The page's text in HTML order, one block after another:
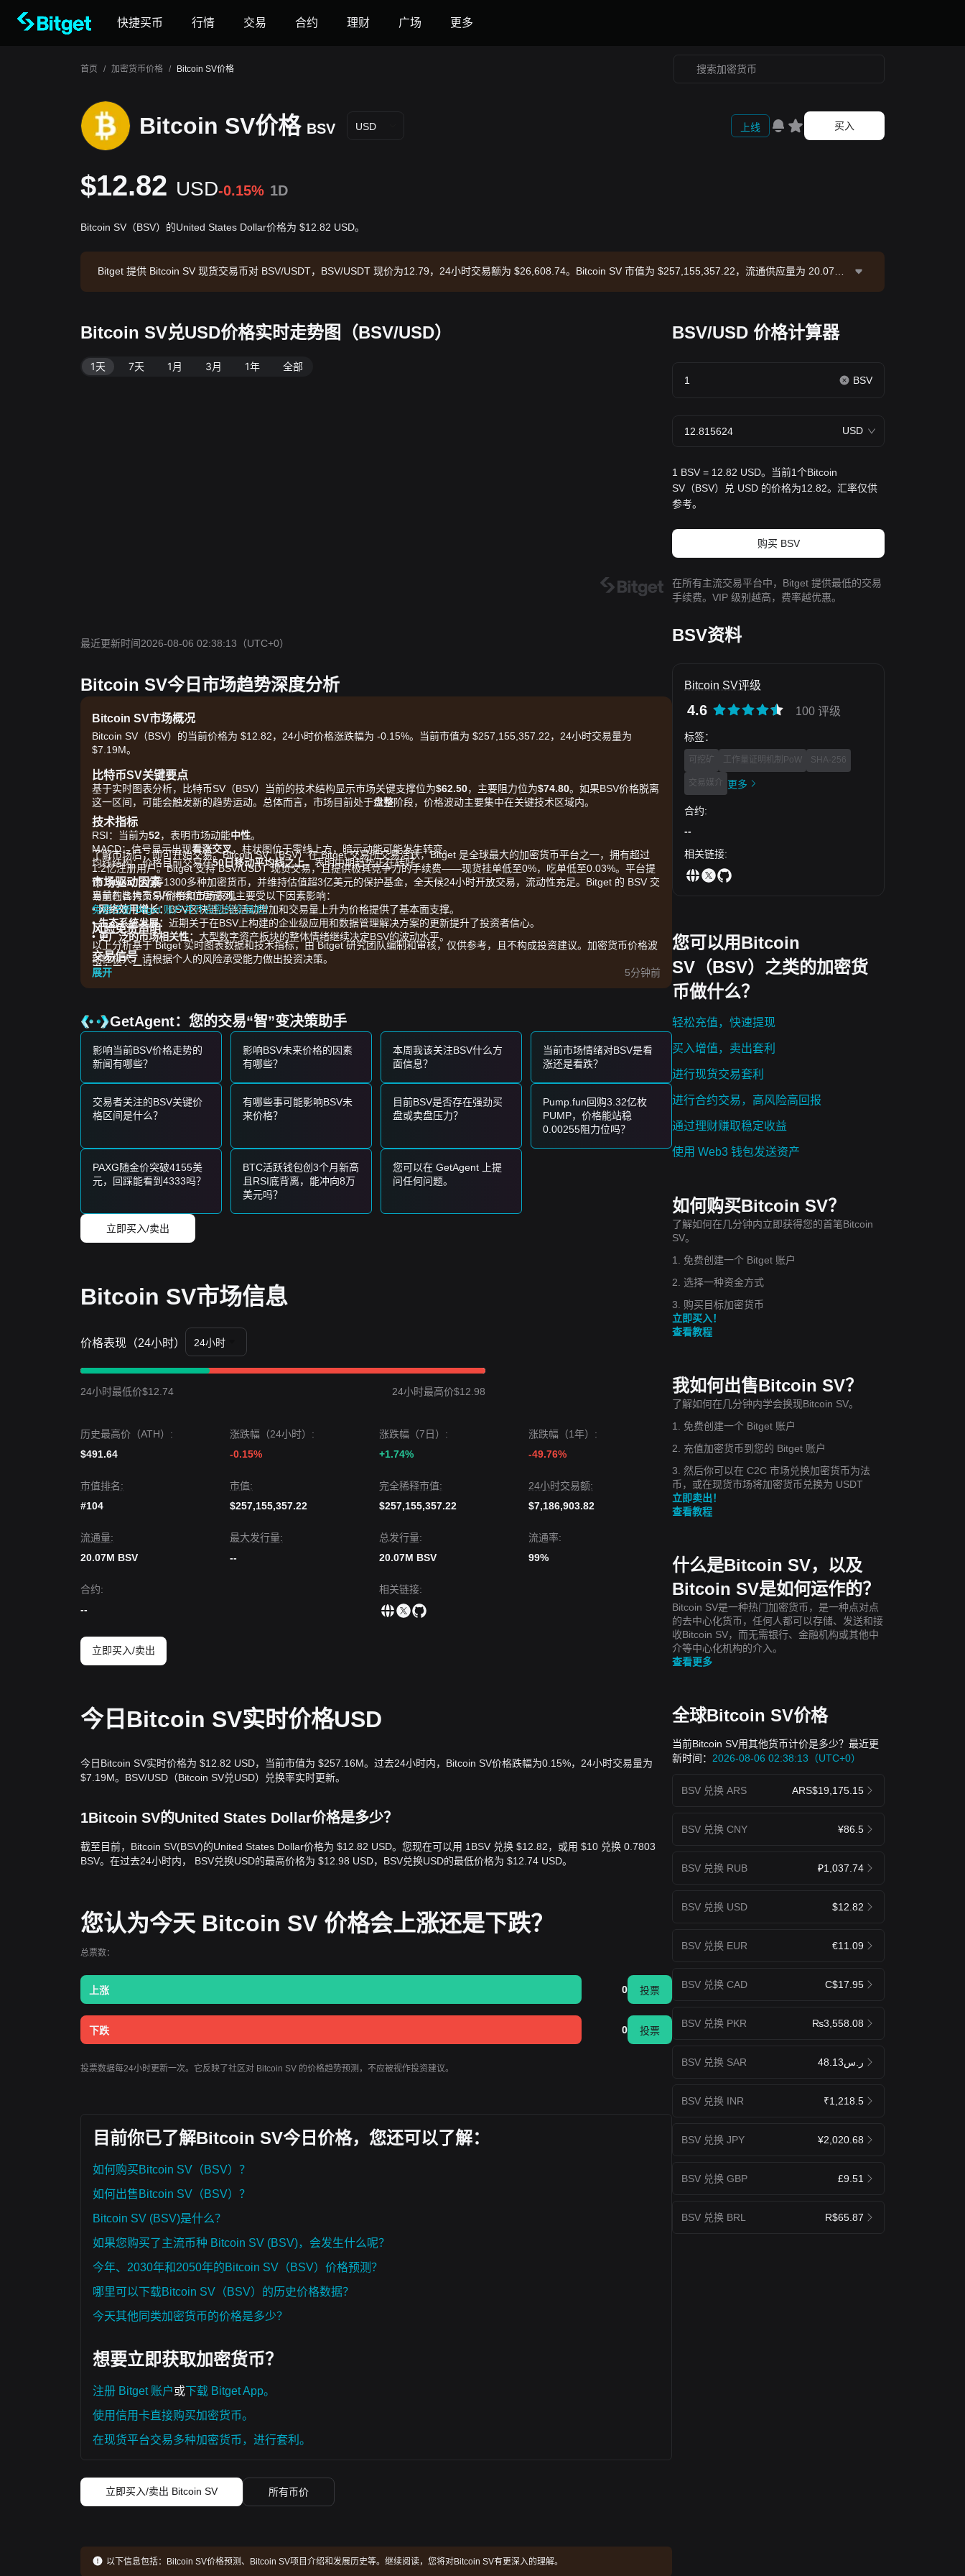
快捷买币 行情 交易 合约 理财 广场 更多
首页 / 加密货币价格 / Bitcoin SV价格
Bitcoin SV价格 BSV USD 上线 买入
$12.82 USD-0.15% 1D
Bitcoin SV（BSV）的United States Dollar价格为 $12.82 USD。
Bitget 提供 Bitcoin SV 现货交易币对 BSV/USDT，BSV/USDT 现价为12.79，24小时交易额为 $26,608.74。Bitcoin SV 市值为 $257,155,357.22，流通供应量为 20.07M
Bitcoin SV兑USD价格实时走势图（BSV/USD）
1天 7天 1月 3月 1年 全部
最近更新时间2026-08-06 02:38:13 （UTC+0）
Bitcoin SV今日市场趋势深度分析
Bitcoin SV市场概况
Bitcoin SV（BSV）的当前价格为 $12.82，24小时价格涨跌幅为 -0.15%。当前市值为 $257,155,357.22，24小时交易量为
$7.19M。
比特币SV关键要点
基于实时图表分析，比特币SV（BSV）当前的技术结构显示市场关键支撑位为$62.50，主要阻力位为$74.80。如果BSV价格脱离
这一区间，可能会触发新的趋势运动。总体而言，市场目前处于盘整阶段，价格波动主要集中在关键技术区域内。
技术指标
RSI：当前为52，表明市场动能中性。
MACD：信号显示出现看涨交叉，柱状图位于零线上方，暗示动能可能发生转变。
均线结构：价格目前交易在50日移动平均线之上，表明中期趋势正在转好。
市场驱动因素
当前的比特币SV价格和市场表现主要受以下因素影响：
•网络效用增长：BSV区块链上链活动增加和交易量上升为价格提供了基本面支撑。
•生态系统发展： 近期关于在BSV上构建的企业级应用和数据管理解决方案的更新提升了投资者信心。
• 更广泛的市场相关性： 大型数字资产板块的整体情绪继续决定BSV的波动水平。
交易信号
潜在买入区域
• 如果BSV价格跌破$62.50，市场可能进入短期修正阶段，并可能测试更低的支撑位。
买入策略
保守型投资者
• 等待BSV价格回调至
支撑位时分批买入。
• 或者，等待价格有效突破$74.80阻力后再顺势跟进。
趋势投资者
• 如果BSV价格突破
阻力位，可能会形成新的上涨趋势，下一个目标价位可能是
市场洞察
从短期来看，比特币SV在过去7天内表现出区间震荡的价格结构，市场情绪总体谨慎乐观
市场展望
如果BSV价格突破
市场共识
了解市场后，即可开始交易。Bitcoin SV（BSV）在 Bitget 交易所交易活跃，Bitget 是全球最大的加密货币平台之一，拥有超过
1.2亿注册用户。Bitget 支持 BSV/USDT 现货交易，且提供极具竞争力的手续费——现货挂单低至0%，吃单低至0.03%。平台提
供 Bitcoin SV 等1300多种加密货币，并维持估值超3亿美元的保护基金，全天候24小时开放交易，流动性充足。Bitget 的 BSV 交
易量在各大交易所持续位居前列。
免费注册 Bitget 账户并开启您的交易吧！
风险免责声明
以上分析基于 Bitget 实时图表数据和技术指标，由 Bitget 研究团队编制和审核，仅供参考，且不构成投资建议。加密货币价格波
动性极大，请根据个人的风险承受能力做出投资决策。
展开
5分钟前
GetAgent：您的交易“智”变决策助手
影响当前BSV价格走势的
新闻有哪些？
影响BSV未来价格的因素
有哪些？
本周我该关注BSV什么方
面信息？
当前市场情绪对BSV是看
涨还是看跌？
交易者关注的BSV关键价
格区间是什么？
有哪些事可能影响BSV未
来价格？
目前BSV是否存在强劲买
盘或卖盘压力？
Pump.fun回购3.32亿枚
PUMP，价格能站稳
0.00255阻力位吗？
PAXG随金价突破4155美
元，回踩能看到4333吗？
BTC活跃钱包创3个月新高
且RSI底背离，能冲向8万
美元吗？
您可以在 GetAgent 上提
问任何问题。
立即买入/卖出
Bitcoin SV市场信息
价格表现（24小时） 24小时
24小时最低价$12.74 24小时最高价$12.98
历史最高价（ATH）:
$491.64
涨跌幅（24小时）:
-0.15%
涨跌幅（7日）:
+1.74%
涨跌幅（1年）:
-49.76%
市值排名:
#104
市值:
$257,155,357.22
完全稀释市值:
$257,155,357.22
24小时交易额:
$7,186,903.82
流通量:
20.07M BSV
最大发行量:
--
总发行量:
20.07M BSV
流通率:
99%
合约:
--
相关链接:
立即买入/卖出
今日Bitcoin SV实时价格USD
今日Bitcoin SV实时价格为 $12.82 USD，当前市值为 $257.16M。过去24小时内，Bitcoin SV价格跌幅为0.15%，24小时交易量为
$7.19M。BSV/USD（Bitcoin SV兑USD）兑换率实时更新。
1Bitcoin SV的United States Dollar价格是多少？
截至目前，Bitcoin SV(BSV)的United States Dollar价格为 $12.82 USD。您现在可以用 1BSV 兑换 $12.82，或用 $10 兑换 0.7803
BSV。在过去24小时内， BSV兑换USD的最高价格为 $12.98 USD，BSV兑换USD的最低价格为 $12.74 USD。
您认为今天 Bitcoin SV 价格会上涨还是下跌？
总票数：
上涨 0 投票
下跌 0 投票
投票数据每24小时更新一次。它反映了社区对 Bitcoin SV 的价格趋势预测，不应被视作投资建议。
目前你已了解Bitcoin SV今日价格，您还可以了解：
如何购买Bitcoin SV（BSV）？
如何出售Bitcoin SV（BSV）？
Bitcoin SV (BSV)是什么？
如果您购买了主流币种 Bitcoin SV (BSV)，会发生什么呢？
今年、2030年和2050年的Bitcoin SV（BSV）价格预测？
哪里可以下载Bitcoin SV（BSV）的历史价格数据？
今天其他同类加密货币的价格是多少？
想要立即获取加密货币？
注册 Bitget 账户或下载 Bitget App。
使用信用卡直接购买加密货币。
在现货平台交易多种加密货币，进行套利。
立即买入/卖出 Bitcoin SV 所有币价
以下信息包括： Bitcoin SV价格预测、Bitcoin SV项目介绍和发展历史等。继续阅读，您将对Bitcoin SV有更深入的理解。
BSV/USD 价格计算器
BSV
USD
1 BSV = 12.82 USD。当前1个Bitcoin
SV（BSV）兑 USD 的价格为12.82。汇率仅供
参考。
购买 BSV
在所有主流交易平台中，Bitget 提供最低的交易
手续费。VIP 级别越高，费率越优惠。
BSV资料
Bitcoin SV评级
4.6 100 评级
标签：
可挖矿 工作量证明机制PoW SHA-256
交易媒介 更多
合约:
--
相关链接:
您可以用Bitcoin
SV（BSV）之类的加密货
币做什么？
轻松充值，快速提现
买入增值，卖出套利
进行现货交易套利
进行合约交易，高风险高回报
通过理财赚取稳定收益
使用 Web3 钱包发送资产
如何购买Bitcoin SV？
了解如何在几分钟内立即获得您的首笔Bitcoin
SV。
1. 免费创建一个 Bitget 账户
2. 选择一种资金方式
3. 购买目标加密货币
立即买入！
查看教程
我如何出售Bitcoin SV？
了解如何在几分钟内学会换现Bitcoin SV。
1. 免费创建一个 Bitget 账户
2. 充值加密货币到您的 Bitget 账户
3. 然后你可以在 C2C 市场兑换加密货币为法
币，或在现货市场将加密货币兑换为 USDT
立即卖出！
查看教程
什么是Bitcoin SV，以及
Bitcoin SV是如何运作的？
Bitcoin SV是一种热门加密货币，是一种点对点
的去中心化货币，任何人都可以存储、发送和接
收Bitcoin SV，而无需银行、金融机构或其他中
介等中心化机构的介入。
查看更多
全球Bitcoin SV价格
当前Bitcoin SV用其他货币计价是多少？最近更
新时间： 2026-08-06 02:38:13（UTC+0）
BSV 兑换 ARS ARS$19,175.15
BSV 兑换 CNY ¥86.5
BSV 兑换 RUB ₽1,037.74
BSV 兑换 USD $12.82
BSV 兑换 EUR €11.09
BSV 兑换 CAD C$17.95
BSV 兑换 PKR ₨3,558.08
BSV 兑换 SAR ر.س48.13
BSV 兑换 INR ₹1,218.5
BSV 兑换 JPY ¥2,020.68
BSV 兑换 GBP £9.51
BSV 兑换 BRL R$65.87